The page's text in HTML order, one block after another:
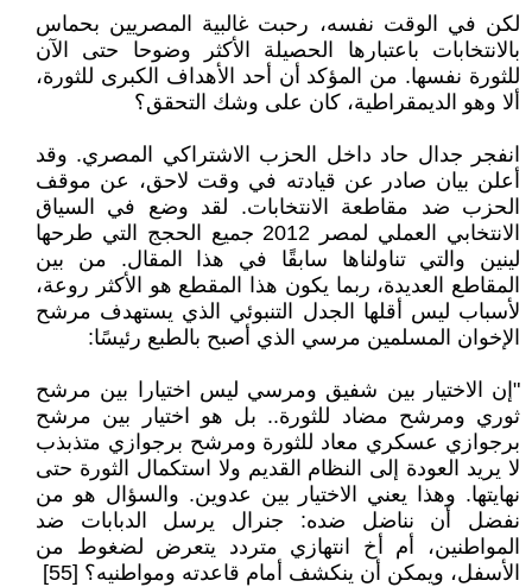
لكن في الوقت نفسه، رحبت غالبية المصريين بحماس
بالانتخابات باعتبارها الحصيلة الأكثر وضوحا حتى الآن
للثورة نفسها. من المؤكد أن أحد الأهداف الكبرى للثورة،
ألا وهو الديمقراطية، كان على وشك التحقق؟
انفجر جدال حاد داخل الحزب الاشتراكي المصري. وقد
أعلن بيان صادر عن قيادته في وقت لاحق، عن موقف
الحزب ضد مقاطعة الانتخابات. لقد وضع في السياق
الانتخابي العملي لمصر 2012 جميع الحجج التي طرحها
لينين والتي تناولناها سابقًا في هذا المقال. من بين
المقاطع العديدة، ربما يكون هذا المقطع هو الأكثر روعة،
لأسباب ليس أقلها الجدل التنبوئي الذي يستهدف مرشح
الإخوان المسلمين مرسي الذي أصبح بالطبع رئيسًا:
"إن الاختيار بين شفيق ومرسي ليس اختيارا بين مرشح
ثوري ومرشح مضاد للثورة.. بل هو اختيار بين مرشح
برجوازي عسكري معاد للثورة ومرشح برجوازي متذبذب
لا يريد العودة إلى النظام القديم ولا استكمال الثورة حتى
نهايتها. وهذا يعني الاختيار بين عدوين. والسؤال هو من
نفضل أن نناضل ضده: جنرال يرسل الدبابات ضد
المواطنين، أم أخ انتهازي متردد يتعرض لضغوط من
الأسفل، ويمكن أن ينكشف أمام قاعدته ومواطنيه؟ [55]